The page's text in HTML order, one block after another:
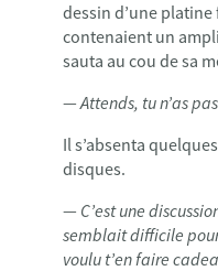
dessin d’une
contenaient un
sauta au cou de sa
—Attends, tu n’as
Il s’absenta
disques.
— C’est une
semblait difficile
voulu t’en faire